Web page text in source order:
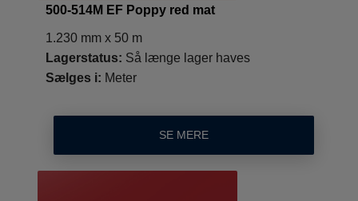
500-514M EF Poppy red mat
1.230 mm x 50 m
Lagerstatus: Så længe lager haves
Sælges i: Meter
SE MERE